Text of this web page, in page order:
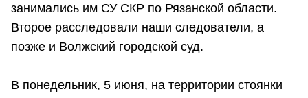
занимались им СУ СКР по Рязанской области.
Второе расследовали наши следователи, а
позже и Волжский городской суд.
В понедельник, 5 июня, на территории стоянки